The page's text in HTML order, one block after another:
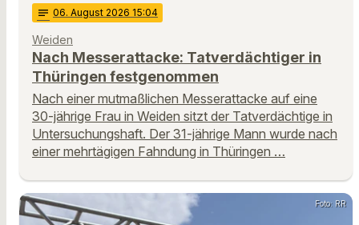
notes 06. August 2026 15:04
Weiden
Nach Messerattacke: Tatverdächtiger in
Thüringen festgenommen
Nach einer mutmaßlichen Messerattacke auf eine
30-jährige Frau in Weiden sitzt der Tatverdächtige in
Untersuchungshaft. Der 31-jährige Mann wurde nach
einer mehrtägigen Fahndung in Thüringen …
Foto: RR